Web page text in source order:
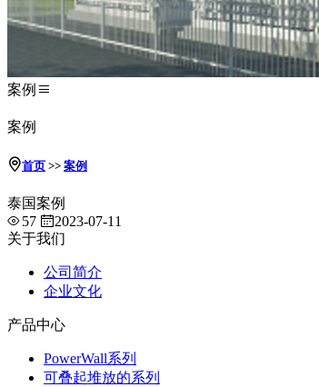
案例
案例
首页 >> 案例
泰国案例
57
2023-07-11
关于我们
公司简介
企业文化
产品中心
PowerWall系列
可叠起堆放的系列